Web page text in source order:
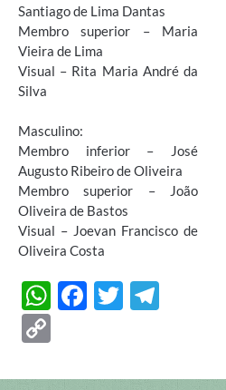
Santiago de Lima Dantas
Membro superior – Maria
Vieira de Lima
Visual – Rita Maria André da
Silva
Masculino:
Membro inferior – José
Augusto Ribeiro de Oliveira
Membro superior – João
Oliveira de Bastos
Visual – Joevan Francisco de
Oliveira Costa
W
s
F
b
T
er gr